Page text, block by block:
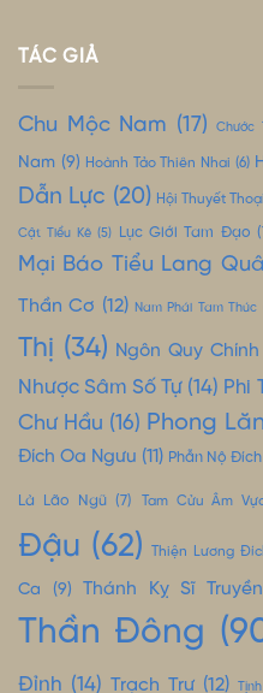
TÁC GIẢ
Chu Mộc Nam (17) Chước
Nam (9) Hoành Tảo Thiên Nhai (6)
Dẫn Lực (20) Hội Thuyết
Cật Tiểu Kê (5) Lục Giới Tam Đạo
Mại Báo Tiểu Lang
Thần Cơ (12) Nam Phái Tam Thúc
Thị (34) Ngôn Quy Chính
Nhược Sâm Số Tự(14) Phi
Chư Hầu (16) Phong
Đích Oa Ngưu (11) Phẫn Nộ
Là Lão Ngũ(7) Tam Cửu Âm
Đậu (62) Thiện Lương
Ca (9) Thánh Kỵ Sĩ
Thần Đông
Đỉnh (14) Trạch Trư(12)